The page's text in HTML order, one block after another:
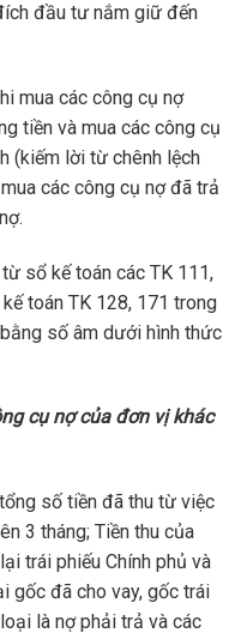
đầu tư nắm giữ đến
mua các công cụ nợ
tiền và mua các công cụ
(kiếm lời từ chênh lệch
các công cụ nợ đã trả
sổ kế toán các TK 111,
toán TK 128, 171 trong
số âm dưới hình thức
cụ nợ của đơn vị khác
số tiền đã thu từ việc
3 tháng; Tiền thu của
trái phiếu Chính phủ và
gốc đã cho vay, gốc trái
là nợ phải trả và các